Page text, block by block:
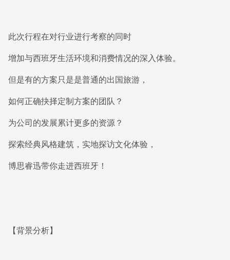
此次行程在对行业进行考察的同时
增加与西班牙生活环境和消费情况的深入体验。
但是有的方案只是是普通的出国旅游，
如何正确抉择定制方案的团队？
为公司的发展累计更多的资源？
探索经典风格建筑，实地探访文化体验，
博思睿迅带你走进西班牙！
【背景分析】